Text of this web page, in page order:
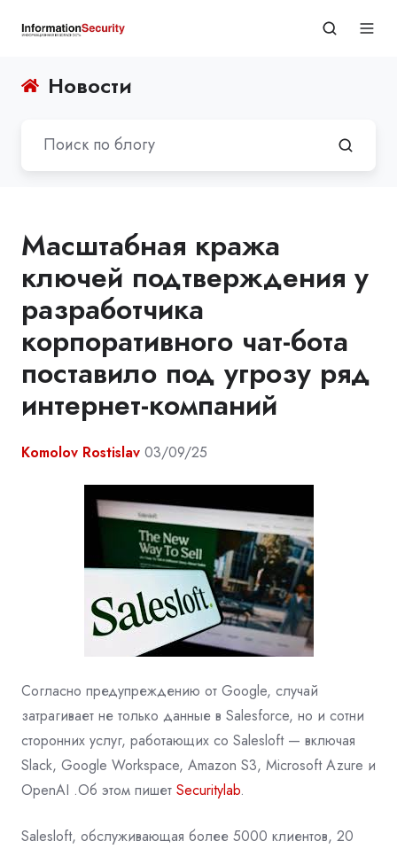
Новости
Масштабная кража
ключей подтверждения у
разработчика
корпоративного чат-бота
поставило под угрозу ряд
интернет-компаний
Komolov Rostislav 03/09/25
Согласно предупреждению от Google, случай
затрагивает не только данные в Salesforce, но и сотни
сторонних услуг, работающих со Salesloft — включая
Slack, Google Workspace, Amazon S3, Microsoft Azure и
OpenAI .Об этом пишет Securitylab.
Salesloft, обслуживающая более 5000 клиентов, 20